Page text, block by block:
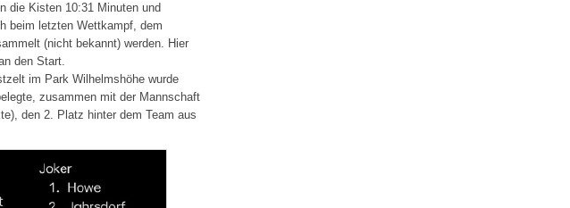
die Kisten 10:31 Minuten und
beim letzten Wettkampf, dem
(nicht bekannt) werden. Hier
den Start.
im Park Wilhelmshöhe wurde
zusammen mit der Mannschaft
den 2. Platz hinter dem Team aus